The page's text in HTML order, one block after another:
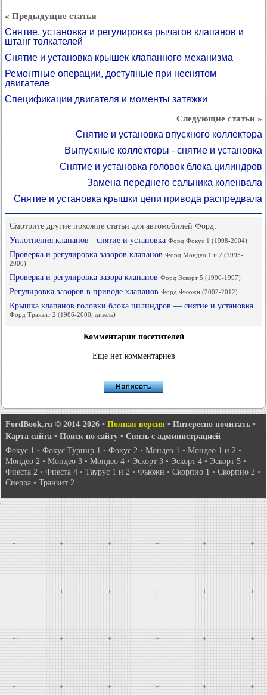
« Предыдущие статьи
Снятие, установка и регулировка рычагов клапанов и
штанг толкателей
Снятие и установка крышек клапанного механизма
Ремонтные операции, доступные при неснятом
двигателе
Спецификации двигателя и моменты затяжки
Следующие статьи »
Снятие и установка впускного коллектора
Выпускные коллекторы - снятие и установка
Снятие и установка головок блока цилиндров
Замена переднего сальника коленвала
Снятие и установка крышки цепи привода распредвала
Смотрите другие похожие статьи для автомобилей Форд:
Уплотнения клапанов - снятие и установка Форд Фокус 1 (1998-2004)
Проверка и регулировка зазоров клапанов Форд Мондео 1 и 2 (1993-
2000)
Проверка и регулировка зазора клапанов Форд Эскорт 5 (1990-1997)
Регулировка зазоров в приводе клапанов Форд Фьюжн (2002-2012)
Крышка клапанов головки блока цилиндров — снятие и установка
Форд Транзит 2 (1986-2000, дизель)
Комментарии посетителей
Еще нет комментариев
FordBook.ru © 2014-2026 • Полная версия • Интересно почитать •
Карта сайта • Поиск по сайту • Связь с администрацией
Фокус 1 • Фокус Турнир 1 • Фокус 2 • Мондео 1 • Мондео 1 и 2 •
Мондео 2 • Мондео 3 • Мондео 4 • Эскорт 3 • Эскорт 4 • Эскорт 5 •
Фиеста 2 • Фиеста 4 • Таурус 1 и 2 • Фьюжн • Скорпио 1 • Скорпио 2 •
Сиерра • Транзит 2